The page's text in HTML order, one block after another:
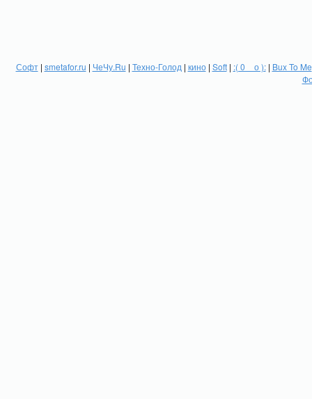
Софт| smetafor.ru | ЧеЧу.Ru | Техно-Голод | кино| Soft| :( 0 _ о ):| Bux To Me